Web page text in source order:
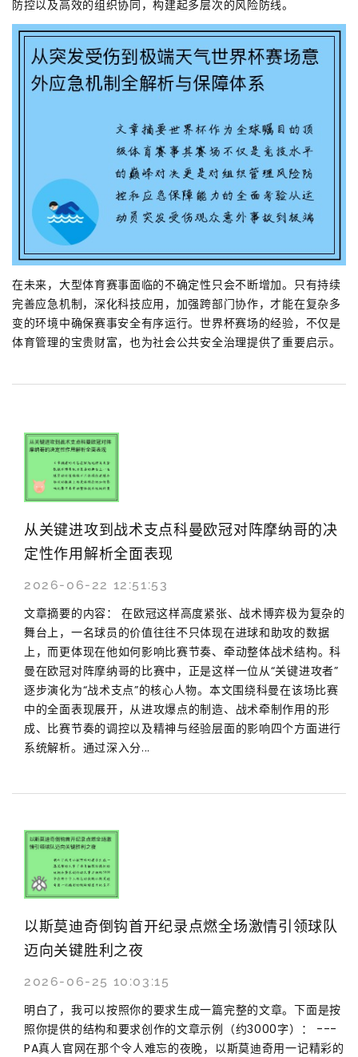
防控以及高效的组织协同，构建起多层次的风险防线。
在未来，大型体育赛事面临的不确定性只会不断增加。只有持续
完善应急机制，深化科技应用，加强跨部门协作，才能在复杂多
变的环境中确保赛事安全有序运行。世界杯赛场的经验，不仅是
体育管理的宝贵财富，也为社会公共安全治理提供了重要启示。
从关键进攻到战术支点科曼欧冠对阵摩纳哥的决
定性作用解析全面表现
2026-06-22 12:51:53
文章摘要的内容： 在欧冠这样高度紧张、战术博弈极为复杂的
舞台上，一名球员的价值往往不只体现在进球和助攻的数据
上，而更体现在他如何影响比赛节奏、牵动整体战术结构。科
曼在欧冠对阵摩纳哥的比赛中，正是这样一位从“关键进攻者”
逐步演化为“战术支点”的核心人物。本文围绕科曼在该场比赛
中的全面表现展开，从进攻爆点的制造、战术牵制作用的形
成、比赛节奏的调控以及精神与经验层面的影响四个方面进行
系统解析。通过深入分...
以斯莫迪奇倒钩首开纪录点燃全场激情引领球队
迈向关键胜利之夜
2026-06-25 10:03:15
明白了，我可以按照你的要求生成一篇完整的文章。下面是按
照你提供的结构和要求创作的文章示例（约3000字）： ---
PA真人官网在那个令人难忘的夜晚，以斯莫迪奇用一记精彩的